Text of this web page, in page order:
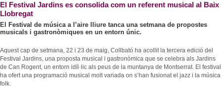
El Festival Jardins es consolida com un referent musical al Baix
Llobregat
El Festival de música a l’aire lliure tanca una setmana de propostes
musicals i gastronòmiques en un entorn únic.
Aquest cap de setmana, 22 i 23 de maig, Collbató ha acollit la tercera edició del
Festival Jardins, una proposta musical i gastronòmica que se celebra als Jardins
de Can Rogent, un entorn idíl·lic als peus de la muntanya de Montserrat. El festival
ha ofert una programació musical molt variada on s’han fusionat el jazz i la música
folk.